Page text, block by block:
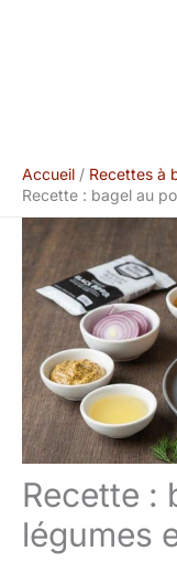
Accueil
Recettes à
Recette : bagel au
Recette :
légumes